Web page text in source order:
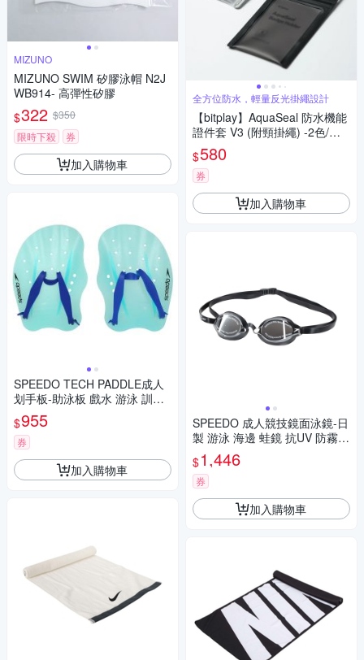
MIZUNO
MIZUNO SWIM 矽膠泳帽 N2J
WB914- 高彈性矽膠
$322 $350
限時下殺
券
加入購物車
SPEEDO TECH PADDLE成人
划手板-助泳板 戲水 游泳 訓練
SD87331216243 依賣場
$955
券
加入購物車
全方位防水，輕量反光掛繩設計
【bitplay】AquaSeal 防水機能
證件套 V3 (附頸掛繩) -2色/迷
霧灰/迷霧黑/輕量/便攜/員工證/
識別證/悠遊卡
$580
券
加入購物車
SPEEDO 成人競技鏡面泳鏡-日
製 游泳 海邊 蛙鏡 抗UV 防霧
訓練 SD8108973515N 黑銀
$1,446
券
加入購物車